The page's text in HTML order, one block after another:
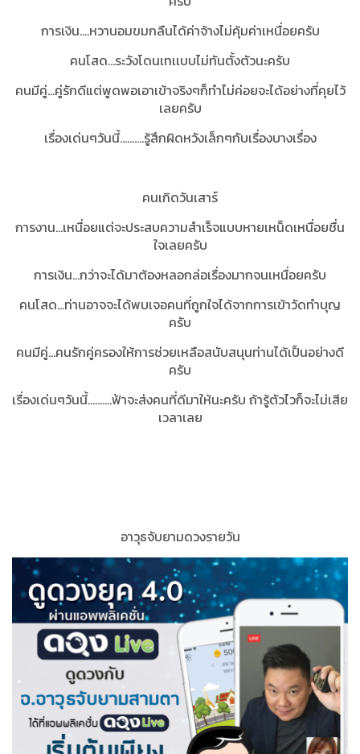
การเงิน....หวานอมขมกลืนได้ค่าจ้างไม่คุ้มค่าเหนื่อยครับ
คนโสด...ระวังโดนเทเเบบไม่ทันตั้งตัวนะครับ
คนมีคู่...คู่รักดีแต่พูดพอเอาเข้าจริงๆก็ทำไม่ค่อยจะได้อย่างที่คุยไว้
เลยครับ
เรื่องเด่นๆวันนี้..........รู้สึกผิดหวังเล็กๆกับเรื่องบางเรื่อง
คนเกิดวันเสาร์
การงาน...เหนื่อยแต่จะประสบความสำเร็จแบบหายเหน็ดเหนื่อยชื่น
ใจเลยครับ
การเงิน...กว่าจะได้มาต้องหลอกล่อเรื่องมากจนเหนื่อยครับ
คนโสด...ท่านอาจจะได้พบเจอคนที่ถูกใจได้จากการเข้าวัดทำบุญ
ครับ
คนมีคู่...คนรักคู่ครองให้การช่วยเหลือสนับสนุนท่านได้เป็นอย่างดี
ครับ
เรื่องเด่นๆวันนี้..........ฟ้าจะส่งคนที่ดีมาให้นะครับ ถ้ารู้ตัวไวก็จะไม่เสีย
เวลาเลย
อาวุธจับยามดวงรายวัน